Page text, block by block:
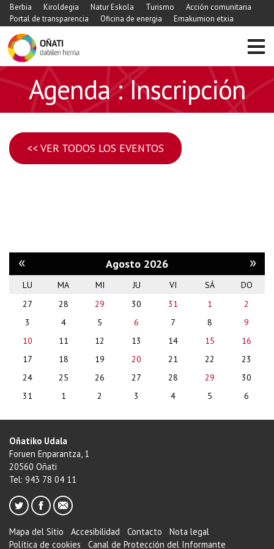
Berbia Kiroldegia Natur Eskola Turismo
Acción comunitaria
Portal de transparencia
Oficina de energia Emakumion etxia
Agenda : Inscripción
<< VER TODOS LOS EVENTOS
« Agosto 2026 »
month-
LU MA MI JU VI SÁ
DO
27
28 29 30 31 1
2
3
4 5 6 7 8
9
10
11 12 13 14 15
16
17
18 19 20 21 22
23
24
25 26 27 28 29
30
31
1 2 3 4 5 6
Oñatiko Udala
Foruen Enparantza, 1
20560 Oñati
Tel: 943 78 04 11
Mapa del Sitio Accesibilidad Contacto
Nota legal
Política de cookies
Canal de Protección del Informante